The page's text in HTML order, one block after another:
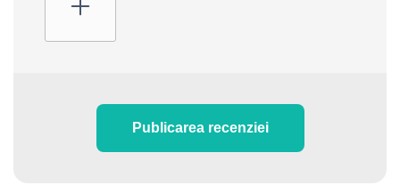
Publicarea recenziei